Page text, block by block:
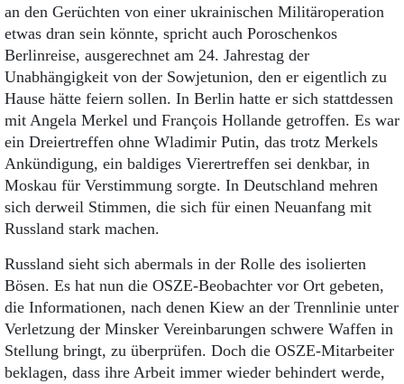
an den Gerüchten von einer ukrainischen Militäroperation
etwas dran sein könnte, spricht auch Poroschenkos
Berlinreise, ausgerechnet am 24. Jahrestag der
Unabhängigkeit von der Sowjetunion, den er eigentlich zu
Hause hätte feiern sollen. In Berlin hatte er sich stattdessen
mit Angela Merkel und François Hollande getroffen. Es war
ein Dreiertreffen ohne Wladimir Putin, das trotz Merkels
Ankündigung, ein baldiges Vierertreffen sei denkbar, in
Moskau für Verstimmung sorgte. In Deutschland mehren
sich derweil Stimmen, die sich für einen Neuanfang mit
Russland stark machen.
Russland sieht sich abermals in der Rolle des isolierten
Bösen. Es hat nun die OSZE-Beobachter vor Ort gebeten,
die Informationen, nach denen Kiew an der Trennlinie unter
Verletzung der Minsker Vereinbarungen schwere Waffen in
Stellung bringt, zu überprüfen. Doch die OSZE-Mitarbeiter
beklagen, dass ihre Arbeit immer wieder behindert werde,